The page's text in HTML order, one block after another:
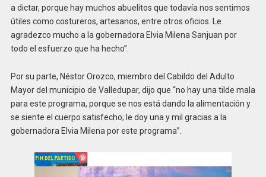
a dictar, porque hay muchos abuelitos que todavía nos sentimos
útiles como costureros, artesanos, entre otros oficios. Le
agradezco mucho a la gobernadora Elvia Milena Sanjuan por
todo el esfuerzo que ha hecho”.
Por su parte, Néstor Orozco, miembro del Cabildo del Adulto
Mayor del municipio de Valledupar, dijo que “no hay una tilde mala
para este programa, porque se nos está dando la alimentación y
se siente el cuerpo satisfecho; le doy una y mil gracias a la
gobernadora Elvia Milena por este programa”.